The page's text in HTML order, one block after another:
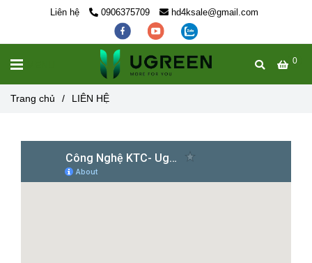
Liên hệ 0906375709 hd4ksale@gmail.com
0
Trang chủ / LIÊN HỆ